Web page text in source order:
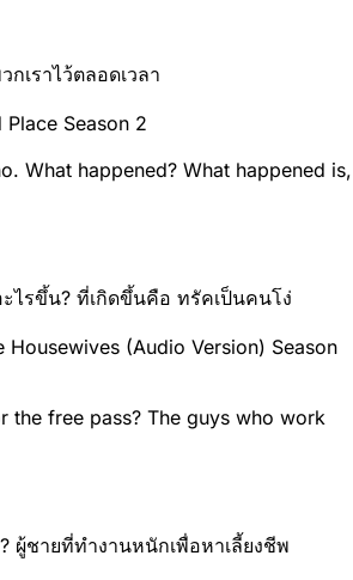
เราไว้ตลอดเวลา
Season 2
What happened? What happened is,
ะไรขึ้น? ที่เกิดขึ้นคือ ทรัคเป็นคนโง่
(Audio Version) Season
the free pass? The guys who work
ผู้ชายที่ทำงานหนักเพื่อหาเลี้ยงชีพ